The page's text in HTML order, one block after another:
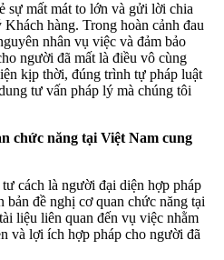
sự mất mát to lớn và gửi lời chia
hàng. Trong hoàn cảnh đau
nhân vụ việc và đảm bảo
người đã mất là điều vô cùng
kịp thời, đúng trình tự pháp luật
tư vấn pháp lý mà chúng tôi
chức năng tại Việt Nam cung
cách là người đại diện hợp pháp
bản đề nghị cơ quan chức năng tại
liệu liên quan đến vụ việc nhằm
và lợi ích hợp pháp cho người đã